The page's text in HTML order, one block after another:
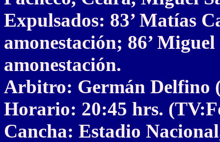
Expulsados: 83’ Matías
amonestación; 86’
amonestación.
Arbitro: Germán Delfino
Horario: 20:45 hrs.
Cancha: Estadio